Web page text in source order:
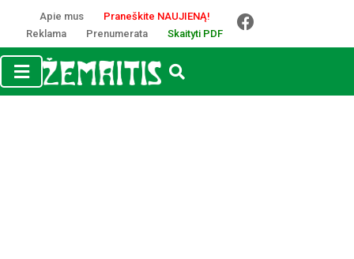
Apie mus
Praneškite NAUJIENĄ!
Reklama
Prenumerata Skaityti PDF